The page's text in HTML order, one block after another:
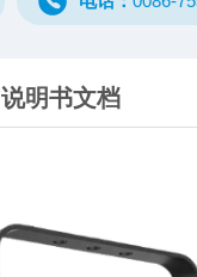
说明书文档